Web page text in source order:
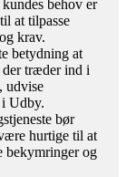
behov er
at tilpasse
krav.
betydning at
der træder ind i
udvise
i Udby.
bør
hurtige til at
bekymringer og